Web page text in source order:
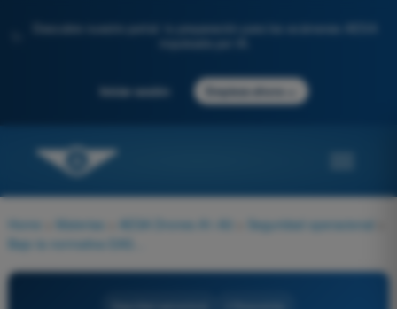
Descubre nuestro portal: tu preparación para los exámenes AESA
Iniciar sesión Empieza ahora
Home Materias AESA Drones A1-A3 Seguridad operacional